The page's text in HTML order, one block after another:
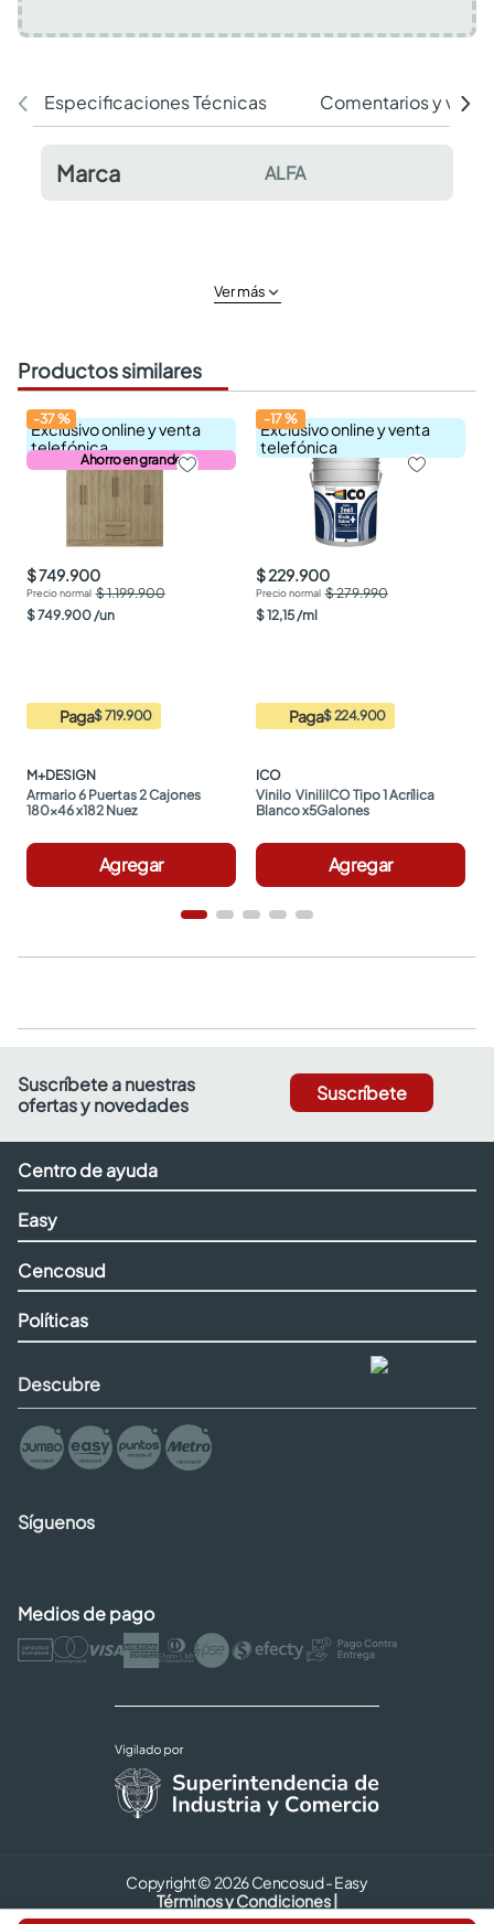
Especificaciones Técnicas Comentarios y
Marca ALFA
Ver más
Productos similares
Exclusivo online y venta
telefónica
Ahorro en grande
-37%
$ 749.900
$ 1.199.900
$749.900 /un
Paga$ 719.900
M+DESIGN
Armario 6 Puertas 2 Cajones
180x46 x182 Nuez
Agregar
Exclusivo online y venta
telefónica
-17%
$ 229.900
$ 279.990
$12,15 /ml
Paga$ 224.900
ICO
Vinilo  ViniliICO Tipo 1 Acrílica
Blanco x5Galones
Agregar
Suscríbete a nuestras
ofertas y novedades
Suscríbete
Centro de ayuda
Easy
Cencosud
Políticas
Descubre
Síguenos
Medios de pago
Copyright © 2026 Cencosud - Easy
Términos y Condiciones |